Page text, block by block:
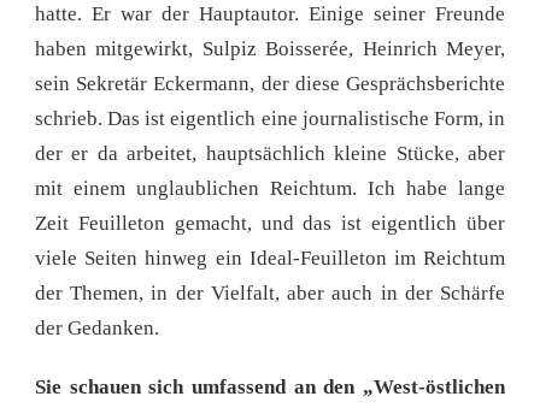
hatte. Er war der Hauptautor. Einige seiner Freunde
haben mitgewirkt, Sulpiz Boisserée, Heinrich Meyer,
sein Sekretär Eckermann, der diese Gesprächsberichte
schrieb. Das ist eigentlich eine journalistische Form, in
der er da arbeitet, hauptsächlich kleine Stücke, aber
mit einem unglaublichen Reichtum. Ich habe lange
Zeit Feuilleton gemacht, und das ist eigentlich über
viele Seiten hinweg ein Ideal-Feuilleton im Reichtum
der Themen, in der Vielfalt, aber auch in der Schärfe
der Gedanken.
Sie schauen sich umfassend an den „West-östlichen